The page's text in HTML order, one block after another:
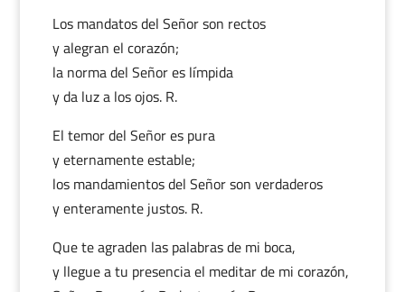
Los mandatos del Señor son rectos
y alegran el corazón;
la norma del Señor es límpida
y da luz a los ojos. R.
El temor del Señor es pura
y eternamente estable;
los mandamientos del Señor son verdaderos
y enteramente justos. R.
Que te agraden las palabras de mi boca,
y llegue a tu presencia el meditar de mi corazón,